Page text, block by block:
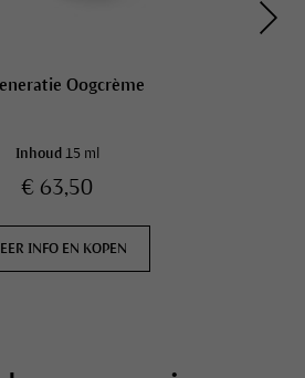
Oogcrème
Inhoud 15 ml
€ 63,50
INFO EN KOPEN